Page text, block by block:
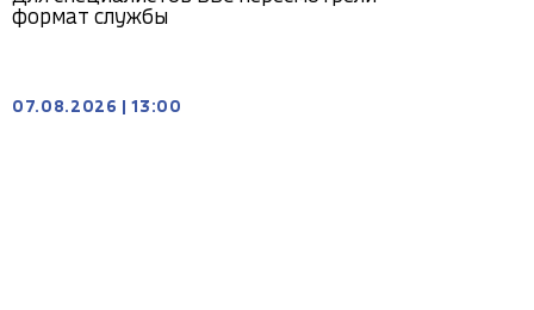
формат службы
07.08.2026 13:00